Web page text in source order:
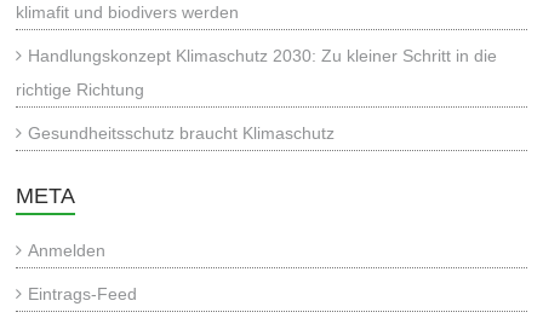
klimafit und biodivers werden
Handlungskonzept Klimaschutz 2030: Zu kleiner Schritt in die
richtige Richtung
Gesundheitsschutz braucht Klimaschutz
META
Anmelden
Eintrags-Feed